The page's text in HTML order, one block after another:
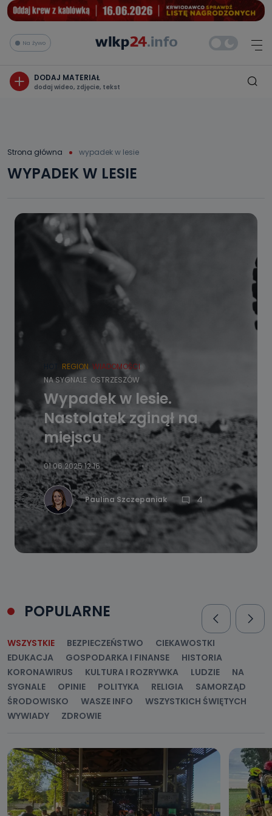
Na żywo
DODAJ MATERIAŁ
dodaj wideo, zdjęcie, tekst
Strona główna wypadek w lesie
WYPADEK W LESIE
REGION WIADOMOŚCI
NA SYGNALE OSTRZESZÓW
Wypadek w lesie.
Nastolatek zginął na
miejscu
01.06.2025 12:16
Paulina Szczepaniak 4
POPULARNE
WSZYSTKIE BEZPIECZEŃSTWO
CIEKAWOSTKI
EDUKACJA
GOSPODARKA I FINANSE
HISTORIA
KORONAWIRUS
KULTURA I ROZRYWKA LUDZIE
NA
SYGNALE
OPINIE POLITYKA RELIGIA
SAMORZĄD
ŚRODOWISKO
WASZE INFO
WSZYSTKICH ŚWIĘTYCH
WYWIADY
ZDROWIE